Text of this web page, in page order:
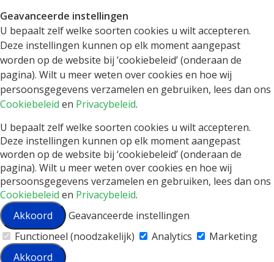
Geavanceerde instellingen
U bepaalt zelf welke soorten cookies u wilt accepteren.
Deze instellingen kunnen op elk moment aangepast
worden op de website bij ‘cookiebeleid’ (onderaan de
pagina). Wilt u meer weten over cookies en hoe wij
persoonsgegevens verzamelen en gebruiken, lees dan ons
Cookiebeleid en Privacybeleid.
U bepaalt zelf welke soorten cookies u wilt accepteren.
Deze instellingen kunnen op elk moment aangepast
worden op de website bij ‘cookiebeleid’ (onderaan de
pagina). Wilt u meer weten over cookies en hoe wij
persoonsgegevens verzamelen en gebruiken, lees dan ons
Cookiebeleid en Privacybeleid.
Akkoord
Geavanceerde instellingen
Functioneel (noodzakelijk)
Analytics
Marketing
Akkoord